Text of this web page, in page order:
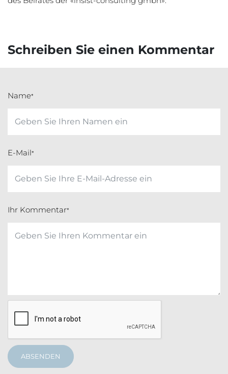
Schreiben Sie einen Kommentar
Name*
E-Mail*
Ihr Kommentar*
ABSENDEN